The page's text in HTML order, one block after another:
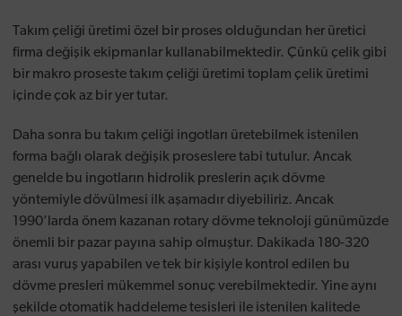
Takım çeliği üretimi özel bir proses olduğundan her üretici
firma değişik ekipmanlar kullanabilmektedir. Çünkü çelik gibi
bir makro proseste takım çeliği üretimi toplam çelik üretimi
içinde çok az bir yer tutar.
Daha sonra bu takım çeliği ingotları üretebilmek istenilen
forma bağlı olarak değişik proseslere tabi tutulur. Ancak
genelde bu ingotların hidrolik preslerin açık dövme
yöntemiyle dövülmesi ilk aşamadır diyebiliriz. Ancak
1990’larda önem kazanan rotary dövme teknoloji günümüzde
önemli bir pazar payına sahip olmuştur. Dakikada 180-320
arası vuruş yapabilen ve tek bir kişiyle kontrol edilen bu
dövme presleri mükemmel sonuç verebilmektedir. Yine aynı
şekilde otomatik haddeleme tesisleri ile istenilen kalitede